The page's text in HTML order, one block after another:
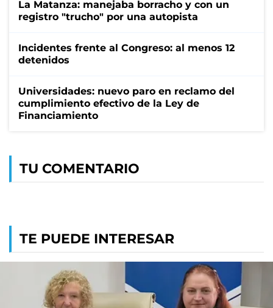
La Matanza: manejaba borracho y con un
registro "trucho" por una autopista
Incidentes frente al Congreso: al menos 12
detenidos
Universidades: nuevo paro en reclamo del
cumplimiento efectivo de la Ley de
Financiamiento
TU COMENTARIO
TE PUEDE INTERESAR